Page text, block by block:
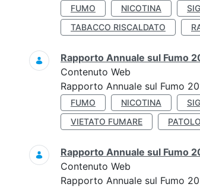
FUMO NICOTINA
TABACCO RISCALDATO
Rapporto Annuale sul Fumo
Contenuto Web
Rapporto Annuale sul Fumo
FUMO NICOTINA
VIETATO FUMARE
Rapporto Annuale sul Fumo
Contenuto Web
Rapporto Annuale sul Fumo